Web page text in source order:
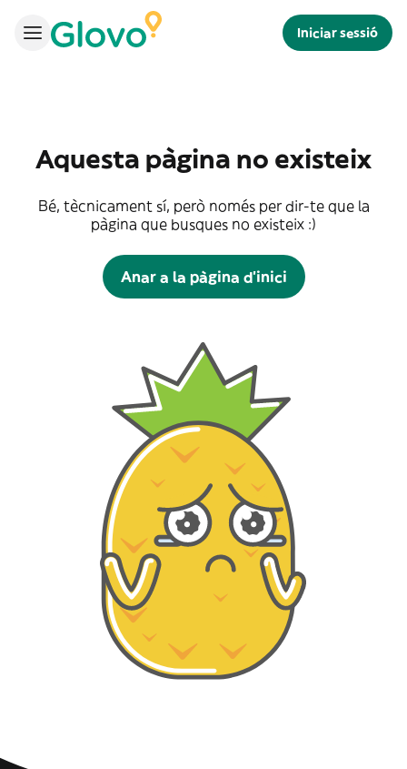
Iniciar sessió
Aquesta pàgina no existeix
Bé, tècnicament sí, però només per dir-te que la
pàgina que busques no existeix :)
Anar a la pàgina d'inici